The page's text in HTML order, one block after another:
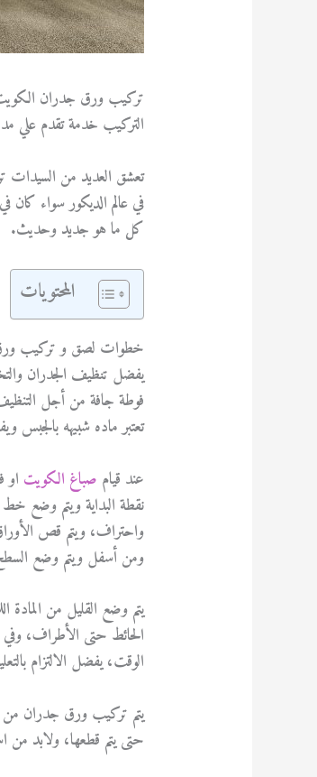
تركيب ورق جدران
التركيب خدمة تقدم علي
تعشق العديد من
في عالم الديكور سواء كان
كل ما هو جديد وحديث.
المحتويات
خطوات لصق و تركيب
يفضل تنظيف الجدران
فوطة جافة من أجل
تعتبر ماده شبيهه
عند قيام صباغ الكويت
نقطة البداية ويتم وضع
واحتراف، ويتم قص
ومن أسفل ويتم وضع
يتم وضع القليل من
الحائط حتى الأطراف،
الوقت، يفضل الالتزام
يتم تركيب ورق جدران من
حتى يتم قطعها، ولابد من